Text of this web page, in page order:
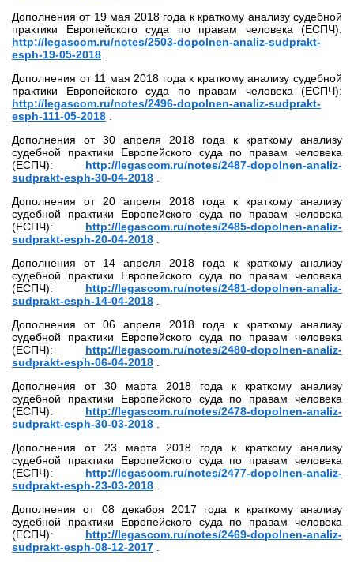
Дополнения от 19 мая 2018 года к краткому анализу судебной
практики Европейского суда по правам человека (ЕСПЧ):
http://legascom.ru/notes/2503-dopolnen-analiz-sudprakt-
esph-19-05-2018
Дополнения от 11 мая 2018 года к краткому анализу судебной
практики Европейского суда по правам человека (ЕСПЧ):
http://legascom.ru/notes/2496-dopolnen-analiz-sudprakt-
esph-111-05-2018
Дополнения от 30 апреля 2018 года к краткому анализу
судебной практики Европейского суда по правам человека
(ЕСПЧ): http://legascom.ru/notes/2487-dopolnen-analiz-
sudprakt-esph-30-04-2018
Дополнения от 20 апреля 2018 года к краткому анализу
судебной практики Европейского суда по правам человека
(ЕСПЧ): http://legascom.ru/notes/2485-dopolnen-analiz-
sudprakt-esph-20-04-2018
Дополнения от 14 апреля 2018 года к краткому анализу
судебной практики Европейского суда по правам человека
(ЕСПЧ): http://legascom.ru/notes/2481-dopolnen-analiz-
sudprakt-esph-14-04-2018
Дополнения от 06 апреля 2018 года к краткому анализу
судебной практики Европейского суда по правам человека
(ЕСПЧ): http://legascom.ru/notes/2480-dopolnen-analiz-
sudprakt-esph-06-04-2018
Дополнения от 30 марта 2018 года к краткому анализу
судебной практики Европейского суда по правам человека
(ЕСПЧ): http://legascom.ru/notes/2478-dopolnen-analiz-
sudprakt-esph-30-03-2018
Дополнения от 23 марта 2018 года к краткому анализу
судебной практики Европейского суда по правам человека
(ЕСПЧ): http://legascom.ru/notes/2477-dopolnen-analiz-
sudprakt-esph-23-03-2018
Дополнения от 08 декабря 2017 года к краткому анализу
судебной практики Европейского суда по правам человека
(ЕСПЧ): http://legascom.ru/notes/2469-dopolnen-analiz-
sudprakt-esph-08-12-2017